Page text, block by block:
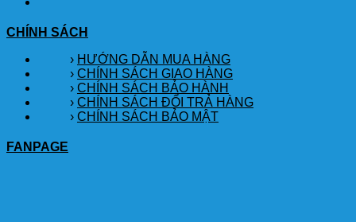
CHÍNH SÁCH
› HƯỚNG DẪN MUA HÀNG
› CHÍNH SÁCH GIAO HÀNG
› CHÍNH SÁCH BẢO HÀNH
› CHÍNH SÁCH ĐỔI TRẢ HÀNG
› CHÍNH SÁCH BẢO MẬT
FANPAGE